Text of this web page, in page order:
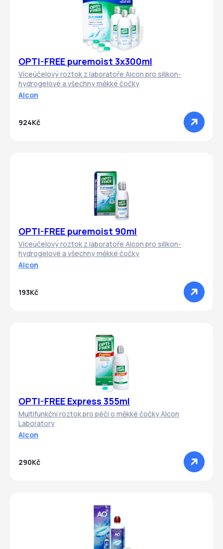
OPTI-FREE puremoist 3x300ml
Víceúčelový roztok z laboratoře Alcon pro silikon-
hydrogelové a všechny měkké čočky
Alcon
924Kč
OPTI-FREE puremoist 90ml
Víceúčelový roztok z laboratoře Alcon pro silikon-
hydrogelové a všechny měkké čočky
Alcon
193Kč
OPTI-FREE Express 355ml
Multifunkční roztok pro péči o měkké čočky Alcon
Laboratory
Alcon
290Kč